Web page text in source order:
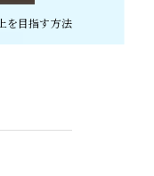
を目指す方法